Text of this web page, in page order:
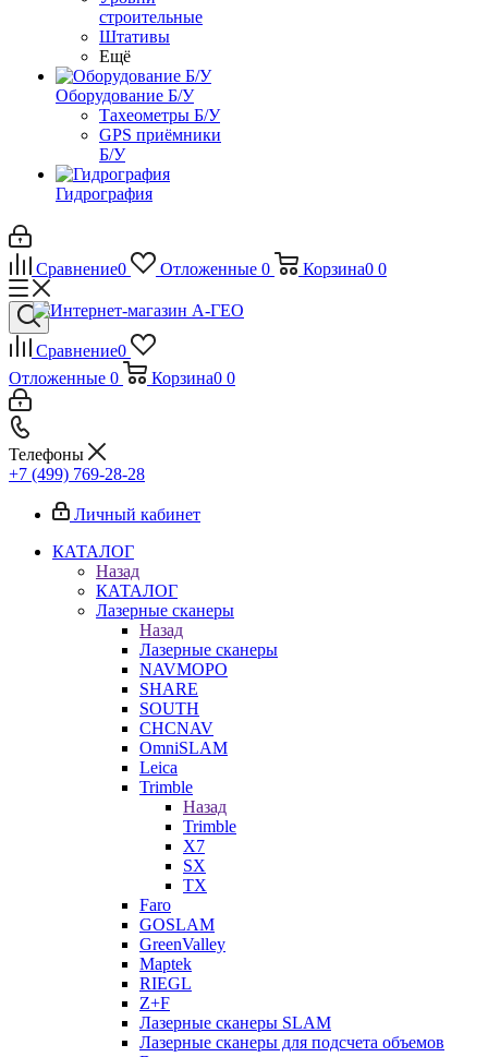
строительные
Штативы
Ещё
Оборудование Б/У
Тахеометры Б/У
GPS приёмники
Б/У
Гидрография
Сравнение0 Отложенные 0 Корзина0 0
Сравнение0
Отложенные 0 Корзина0 0
Телефоны
+7 (499) 769-28-28
Личный кабинет
КАТАЛОГ
Назад
КАТАЛОГ
Лазерные сканеры
Назад
Лазерные сканеры
NAVMOPO
SHARE
SOUTH
CHCNAV
OmniSLAM
Leica
Trimble
Назад
Trimble
X7
SX
TX
Faro
GOSLAM
GreenValley
Maptek
RIEGL
Z+F
Лазерные сканеры SLAM
Лазерные сканеры для подсчета объемов